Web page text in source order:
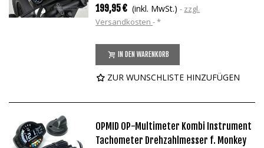
199,95 € (inkl. MwSt.)
zzgl.
Versandkosten *
IN DEN WARENKORB
ZUR WUNSCHLISTE HINZUFÜGEN
OPMID OP-Multimeter Kombi Instrument
Tachometer Drehzahlmesser f. Monkey